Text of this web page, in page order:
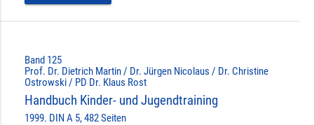
Band 125
Prof. Dr. Dietrich Martin / Dr. Jürgen Nicolaus / Dr. Christine
Ostrowski / PD Dr. Klaus Rost
Handbuch Kinder- und Jugendtraining
1999. DIN A 5, 482 Seiten